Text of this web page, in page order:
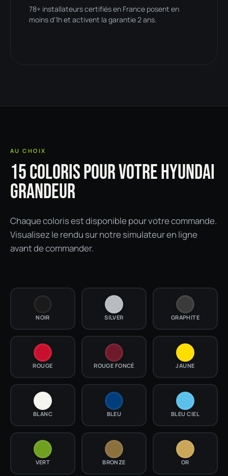
78+ installateurs certifiés en France posent en
moins d'1h et activent la garantie 2 ans.
AU CHOIX
15 COLORIS POUR VOTRE HYUNDAI
GRANDEUR
Chaque coloris est disponible pour votre commande.
Visualisez le rendu sur notre simulateur en ligne
avant de commander.
NOIR SILVER GRAPHITE
ROUGE ROUGE FONCÉ JAUNE
BLANC BLEU BLEU CIEL
VERT BRONZE OR